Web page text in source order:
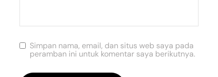
Simpan nama, email, dan situs web saya pada
peramban ini untuk komentar saya berikutnya.